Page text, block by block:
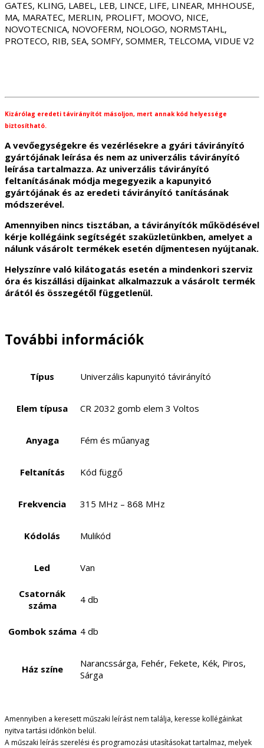
GATES, KLING, LABEL, LEB, LINCE, LIFE, LINEAR, MHHOUSE,
MA, MARATEC, MERLIN, PROLIFT, MOOVO, NICE,
NOVOTECNICA, NOVOFERM, NOLOGO, NORMSTAHL,
PROTECO, RIB, SEA, SOMFY, SOMMER, TELCOMA, VIDUE V2
Kizárólag eredeti távirányítót másoljon, mert annak kód helyessége
biztosítható.
A vevőegységekre és vezérlésekre a gyári távirányító
gyártójának leírása és nem az univerzális távirányító
leírása tartalmazza. Az univerzális távirányító
feltanításának módja megegyezik a kapunyitó
gyártójának és az eredeti távirányító tanításának
módszerével.
Amennyiben nincs tisztában, a távirányítók működésével
kérje kollégáink segítségét szaküzletünkben, amelyet a
nálunk vásárolt termékek esetén díjmentesen nyújtanak.
Helyszínre való kilátogatás esetén a mindenkori szerviz
óra és kiszállási díjainkat alkalmazzuk a vásárolt termék
árától és összegétől függetlenül.
További információk
Típus Univerzális kapunyitó távirányító
Elem típusa CR 2032 gomb elem 3 Voltos
Anyaga Fém és műanyag
Feltanítás Kód függő
Frekvencia 315 MHz – 868 MHz
Kódolás Mulikód
Led Van
Csatornák
száma
4 db
Gombok száma 4 db
Ház színe
Narancssárga, Fehér, Fekete, Kék, Piros,
Sárga
Amennyiben a keresett műszaki leírást nem találja, keresse kollégáinkat
nyitva tartási időnkön belül.
A műszaki leírás szerelési és programozási utasításokat tartalmaz, melyek